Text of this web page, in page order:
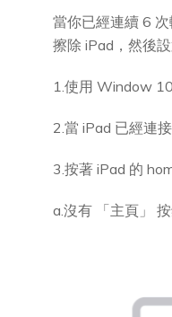
當你已經連續 6
擦除 iPad，然後設
1.使用 Window
2.當 iPad 已經連
3.按著 iPad 的
a.沒有 「主頁」